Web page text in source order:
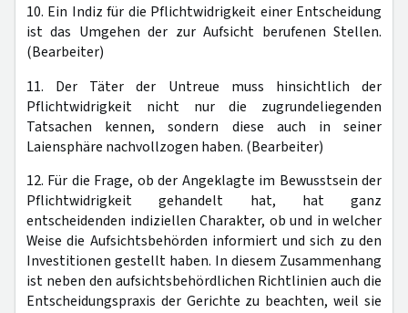
10. Ein Indiz für die Pflichtwidrigkeit einer Entscheidung
ist das Umgehen der zur Aufsicht berufenen Stellen.
(Bearbeiter)
11. Der Täter der Untreue muss hinsichtlich der
Pflichtwidrigkeit nicht nur die zugrundeliegenden
Tatsachen kennen, sondern diese auch in seiner
Laiensphäre nachvollzogen haben. (Bearbeiter)
12. Für die Frage, ob der Angeklagte im Bewusstsein der
Pflichtwidrigkeit gehandelt hat, hat ganz
entscheidenden indiziellen Charakter, ob und in welcher
Weise die Aufsichtsbehörden informiert und sich zu den
Investitionen gestellt haben. In diesem Zusammenhang
ist neben den aufsichtsbehördlichen Richtlinien auch die
Entscheidungspraxis der Gerichte zu beachten, weil sie